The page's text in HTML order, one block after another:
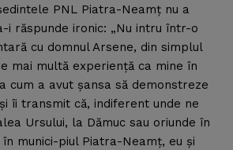
PNL Piatra-Neamţ nu a
i răspunde ironic: „Nu intru într-o
cu domnul Arsene, din simplul
mai multă experienţă ca mine în
cum a avut şansa să demonstreze
îi transmit că, indiferent unde ne
Ursului, la Dămuc sau oriunde în
munici-piul Piatra-Neamţ, eu şi